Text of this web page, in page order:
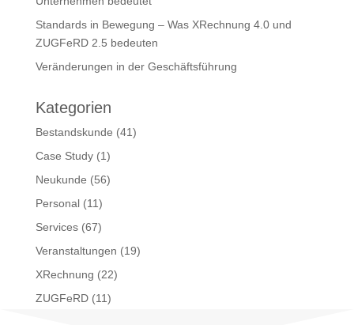
Standards in Bewegung – Was XRechnung 4.0 und
ZUGFeRD 2.5 bedeuten
Veränderungen in der Geschäftsführung
Kategorien
Bestandskunde (41)
Case Study(1)
Neukunde (56)
Personal(11)
Services(67)
Veranstaltungen (19)
XRechnung (22)
ZUGFeRD(11)